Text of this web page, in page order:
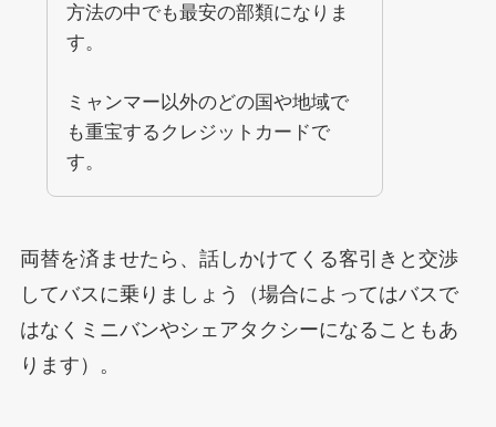
方法の中でも最安の部類になりま
す。
ミャンマー以外のどの国や地域で
も重宝するクレジットカードで
す。
両替を済ませたら、話しかけてくる客引きと交渉
してバスに乗りましょう（場合によってはバスで
はなくミニバンやシェアタクシーになることもあ
ります）。